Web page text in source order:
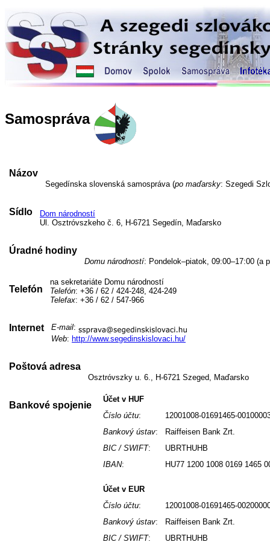
Samospráva
Názov
Segedínska slovenská samospráva (po maďarsky: Szegedi
Sídlo
Dom národností
Ul. Osztróvszkeho č. 6, H-6721 Segedín, Maďarsko
Úradné hodiny
Domu národností: Pondelok–piatok, 09:00–17:00 (a
Telefón
na sekretariáte Domu národností
Telefón: +36 / 62 / 424-248, 424-249
Telefax: +36 / 62 / 547-966
Internet E-mail:
Web: http://www.segedinskislovaci.hu/
Poštová adresa
Osztróvszky u. 6., H-6721 Szeged, Maďarsko
Bankové spojenie
Účet v HUF
Číslo účtu:
12001008-01691465-
Bankový ústav:
Raiffeisen Bank Zrt.
BIC / SWIFT:
UBRTHUHB
IBAN: HU77 1200 1008 0169 1465
Účet v EUR
Číslo účtu:
12001008-01691465-
Bankový ústav:
Raiffeisen Bank Zrt.
BIC / SWIFT:
UBRTHUHB